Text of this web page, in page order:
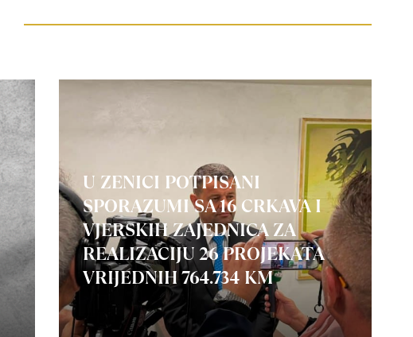
U ZENICI POTPISANI
SPORAZUMI SA 16 CRKAVA I
VJERSKIH ZAJEDNICA ZA
REALIZACIJU 26 PROJEKATA
VRIJEDNIH 764.734 KM